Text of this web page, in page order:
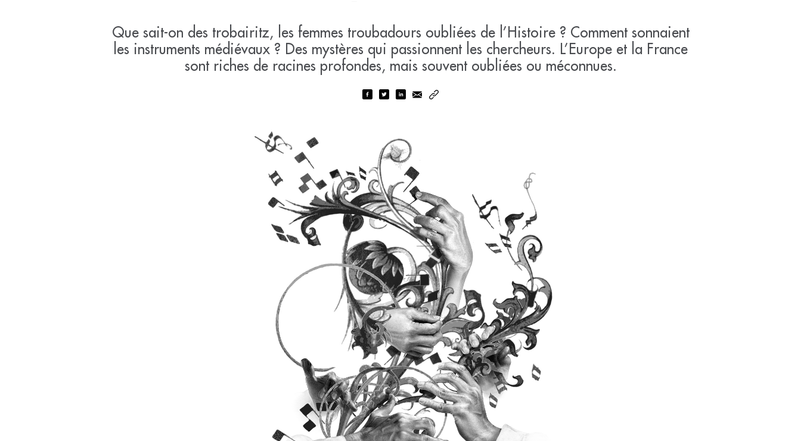
Que sait-on des trobairitz, les femmes troubadours oubliées de l’Histoire ? Comment sonnaient
les instruments médiévaux ? Des mystères qui passionnent les chercheurs. L’Europe et la France
sont riches de racines profondes, mais souvent oubliées ou méconnues.